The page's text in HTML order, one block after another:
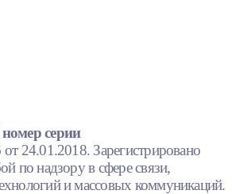
серии
24.01.2018. Зарегистрировано
по надзору в сфере связи,
и массовых коммуникаций.